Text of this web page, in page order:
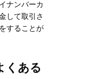
ナンバーカ
して取引さ
することが
くある